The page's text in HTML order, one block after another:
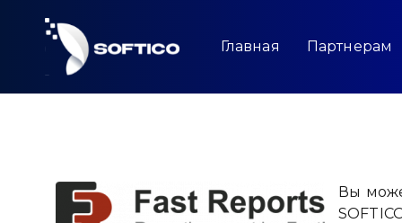
content
Главная Партнерам
Вы